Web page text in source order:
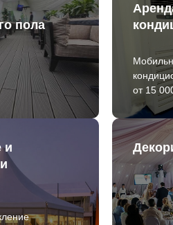
пола
от 15
и